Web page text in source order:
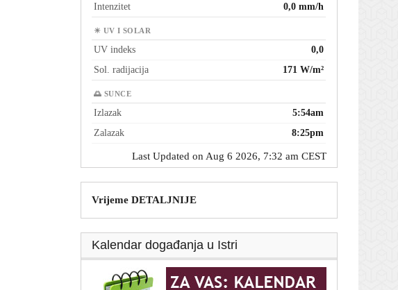
Intenzitet
0,0 mm/h
☀ UV I SOLAR
UV indeks
0,0
Sol. radijacija
171 W/m²
🌅 SUNCE
Izlazak
5:54am
Zalazak
8:25pm
Last Updated on Aug 6 2026, 7:32 am CEST
Vrijeme DETALJNIJE
Kalendar događanja u Istri